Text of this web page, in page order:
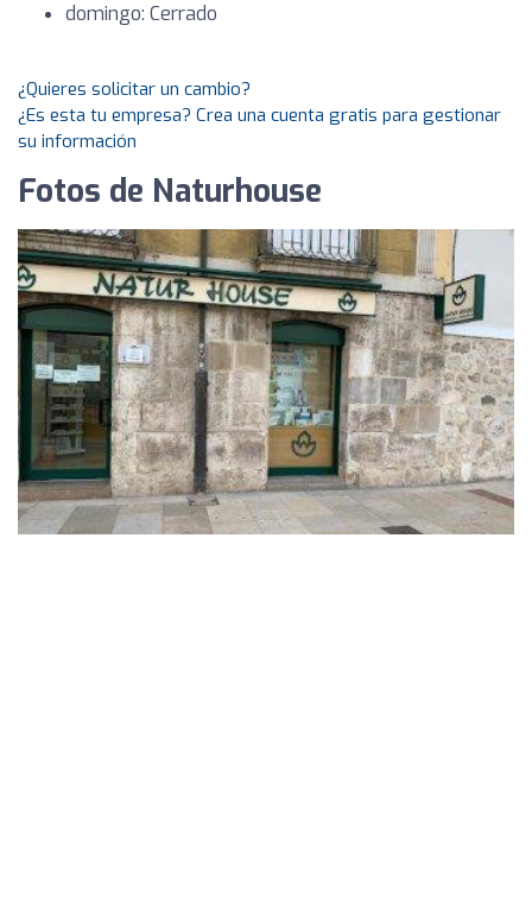
domingo: Cerrado
¿Quieres solicitar un cambio?
¿Es esta tu empresa? Crea una cuenta gratis para gestionar
su información
Fotos de Naturhouse